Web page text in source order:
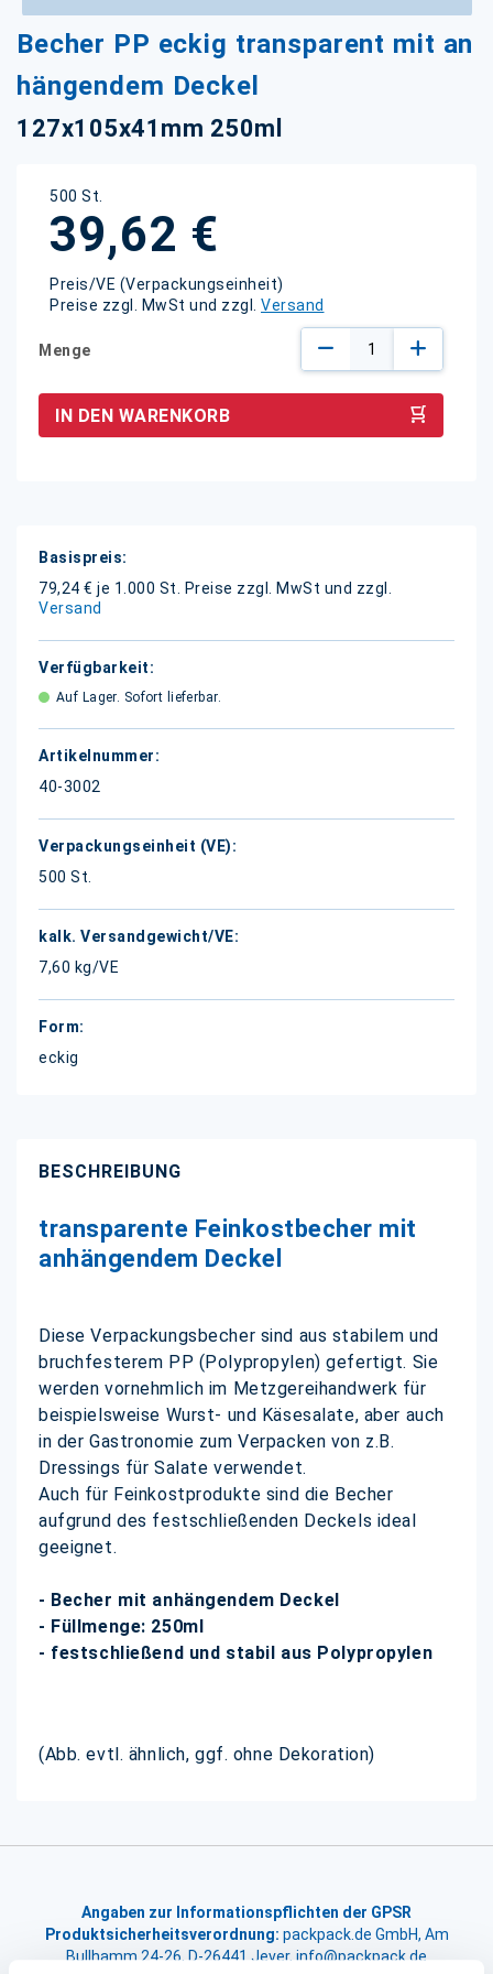
Becher PP eckig transparent mit an
hängendem Deckel
127x105x41mm 250ml
500 St.
39,62 €
Preis/VE (Verpackungseinheit)
Preise zzgl. MwSt und zzgl. Versand
Menge
IN DEN WARENKORB
Weitere
Informationen
79,24 € je 1.000 St.
Preise zzgl. MwSt und zzgl.
Versand
Auf Lager. Sofort lieferbar.
40-3002
500 St.
7,60 kg/VE
eckig
Anfang
der
Bildgalerie
springen
BESCHREIBUNG
transparente Feinkostbecher mit
anhängendem Deckel
Diese Verpackungsbecher sind aus stabilem und
bruchfesterem PP (Polypropylen) gefertigt. Sie
werden vornehmlich im Metzgereihandwerk für
beispielsweise Wurst- und Käsesalate, aber auch
in der Gastronomie zum Verpacken von z.B.
Dressings für Salate verwendet.
Auch für Feinkostprodukte sind die Becher
aufgrund des festschließenden Deckels ideal
geeignet.
- Becher mit anhängendem Deckel
- Füllmenge: 250ml
- festschließend und stabil aus Polypropylen
(Abb. evtl. ähnlich, ggf. ohne Dekoration)
Angaben zur Informationspflichten der GPSR
Produktsicherheitsverordnung: packpack.de GmbH, Am
Bullhamm 24-26, D-26441 Jever, info@packpack.de